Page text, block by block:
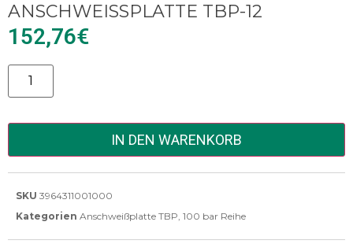
ANSCHWEISSPLATTE TBP-12
152,76€
Alternative:
IN DEN WARENKORB
SKU 3964311001000
Kategorien Anschweißplatte TBP, 100 bar Reihe